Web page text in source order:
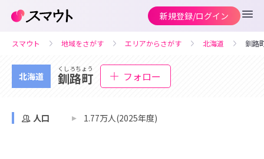
新規登録/ログイン
スマウト 地域をさがす エリアからさがす 北海道 釧路
北海道
くしろちょう
釧路町 フォロー
人口 1.77万人(2025年度)